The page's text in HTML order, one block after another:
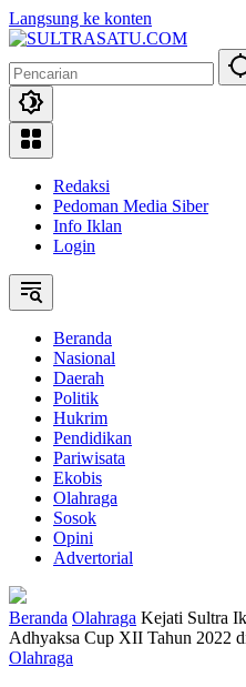
Langsung ke konten
Redaksi
Pedoman Media Siber
Info Iklan
Login
Beranda
Nasional
Daerah
Politik
Hukrim
Pendidikan
Pariwisata
Ekobis
Olahraga
Sosok
Opini
Advertorial
Beranda Olahraga Kejati Sultra
Adhyaksa Cup XII Tahun 2022
Olahraga